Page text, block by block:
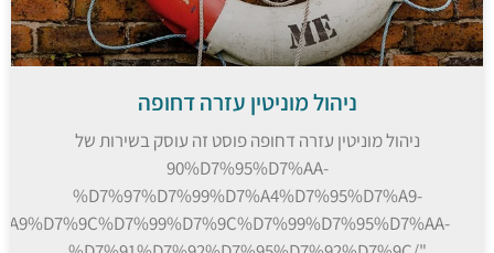
ניהול מוניטין עזרה דחופה
ניהול מוניטין עזרה דחופה פוסט זה עוסק בשירות של
90%D7%95%D7%AA-
%D7%97%D7%99%D7%A4%D7%95%D7%A9-